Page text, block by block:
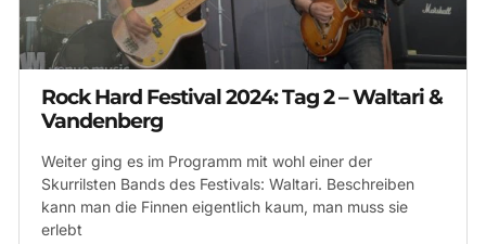
Rock Hard Festival 2024: Tag 2 – Waltari &
Vandenberg
Weiter ging es im Programm mit wohl einer der
Skurrilsten Bands des Festivals: Waltari. Beschreiben
kann man die Finnen eigentlich kaum, man muss sie
erlebt